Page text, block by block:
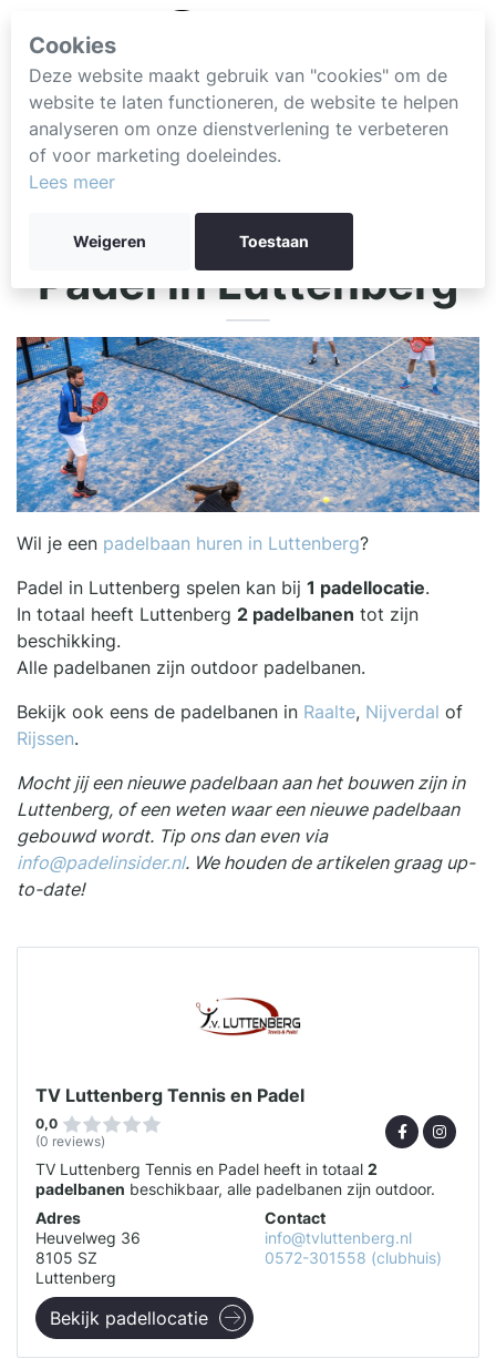
Cookies
Deze website maakt gebruik van "cookies" om de
website te laten functioneren, de website te helpen
analyseren om onze dienstverlening te verbeteren
of voor marketing doeleindes.
Lees meer
Weigeren Toestaan
Padel in Luttenberg
Wil je een padelbaan huren in Luttenberg?
Padel in Luttenberg spelen kan bij 1 padellocatie.
In totaal heeft Luttenberg 2 padelbanen tot zijn
beschikking.
Alle padelbanen zijn outdoor padelbanen.
Bekijk ook eens de padelbanen in Raalte, Nijverdal of
Rijssen.
Mocht jij een nieuwe padelbaan aan het bouwen zijn in
Luttenberg, of een weten waar een nieuwe padelbaan
gebouwd wordt. Tip ons dan even via
info@padelinsider.nl. We houden de artikelen graag up-
to-date!
TV Luttenberg Tennis en Padel
0,0
(0 reviews)
TV Luttenberg Tennis en Padel heeft in totaal 2
padelbanen beschikbaar, alle padelbanen zijn outdoor.
Adres
Heuvelweg 36
8105 SZ
Luttenberg
Contact
info@tvluttenberg.nl
0572-301558 (clubhuis)
Bekijk padellocatie